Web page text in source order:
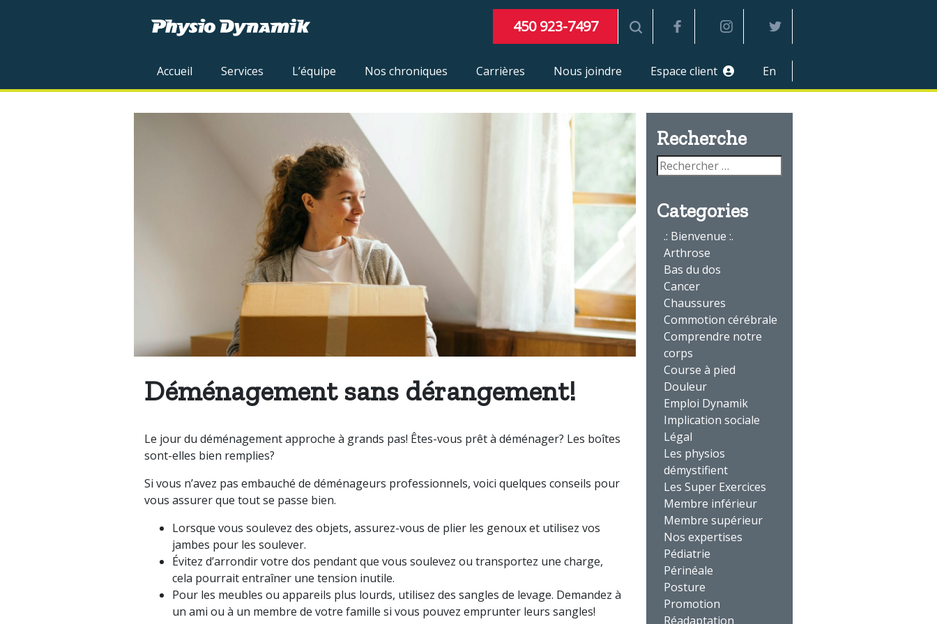
450 923-7497
Accueil Services L’équipe Nos chroniques Carrières Nous joindre Espace client En
Déménagement sans dérangement!
Le jour du déménagement approche à grands pas! Êtes-vous prêt à déménager? Les boîtes
sont-elles bien remplies?
Si vous n’avez pas embauché de déménageurs professionnels, voici quelques conseils pour
vous assurer que tout se passe bien.
Lorsque vous soulevez des objets, assurez-vous de plier les genoux et utilisez vos
jambes pour les soulever.
Évitez d’arrondir votre dos pendant que vous soulevez ou transportez une charge,
cela pourrait entraîner une tension inutile.
Pour les meubles ou appareils plus lourds, utilisez des sangles de levage. Demandez à
un ami ou à un membre de votre famille si vous pouvez emprunter leurs sangles!
Recherche
Categories
.: Bienvenue :.
Arthrose
Bas du dos
Cancer
Chaussures
Commotion cérébrale
Comprendre notre
corps
Course à pied
Douleur
Emploi Dynamik
Implication sociale
Légal
Les physios
démystifient
Les Super Exercices
Membre inférieur
Membre supérieur
Nos expertises
Pédiatrie
Périnéale
Posture
Promotion
Réadaptation